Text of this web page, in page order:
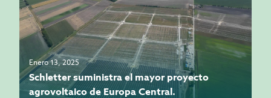
Enero 13, 2025
Schletter suministra el mayor proyecto
agrovoltaico de Europa Central.